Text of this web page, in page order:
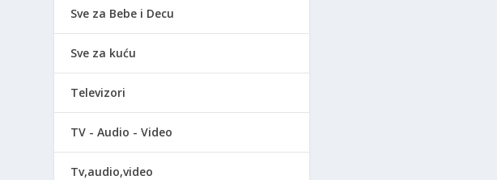
Sve za Bebe i Decu
Sve za kuću
Televizori
TV - Audio - Video
Tv,audio,video